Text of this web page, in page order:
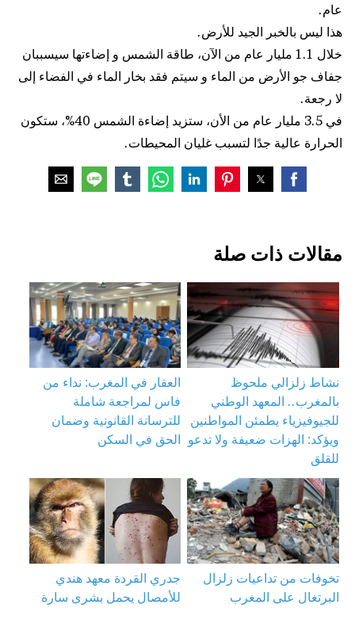
عام.
هذا ليس بالخبر الجيد للأرض.
خلال 1.1 مليار عام من الآن، طاقة الشمس و إضاءتها سيسببان
جفاف جو الأرض من الماء و سيتم فقد بخار الماء في الفضاء إلى
لا رجعة.
في 3.5 مليار عام من الأن، ستزيد إضاءة الشمس 40%، ستكون
الحرارة عالية جدًا لتسبب غليان المحيطات.
مقالات ذات صلة
نشاط زلزالي ملحوظ
بالمغرب.. المعهد الوطني
للجيوفيزياء يطمئن المواطنين
ويؤكد: الهزات ضعيفة ولا تدعو
للقلق
العقار في المغرب: نداء من
فاس لمراجعة شاملة
للترسانة القانونية وضمان
الحق في السكن
تخوفات من تداعيات زلزال
البرتغال على المغرب
جدري القردة معهد هندي
للأمصال يحمل بشرى سارة